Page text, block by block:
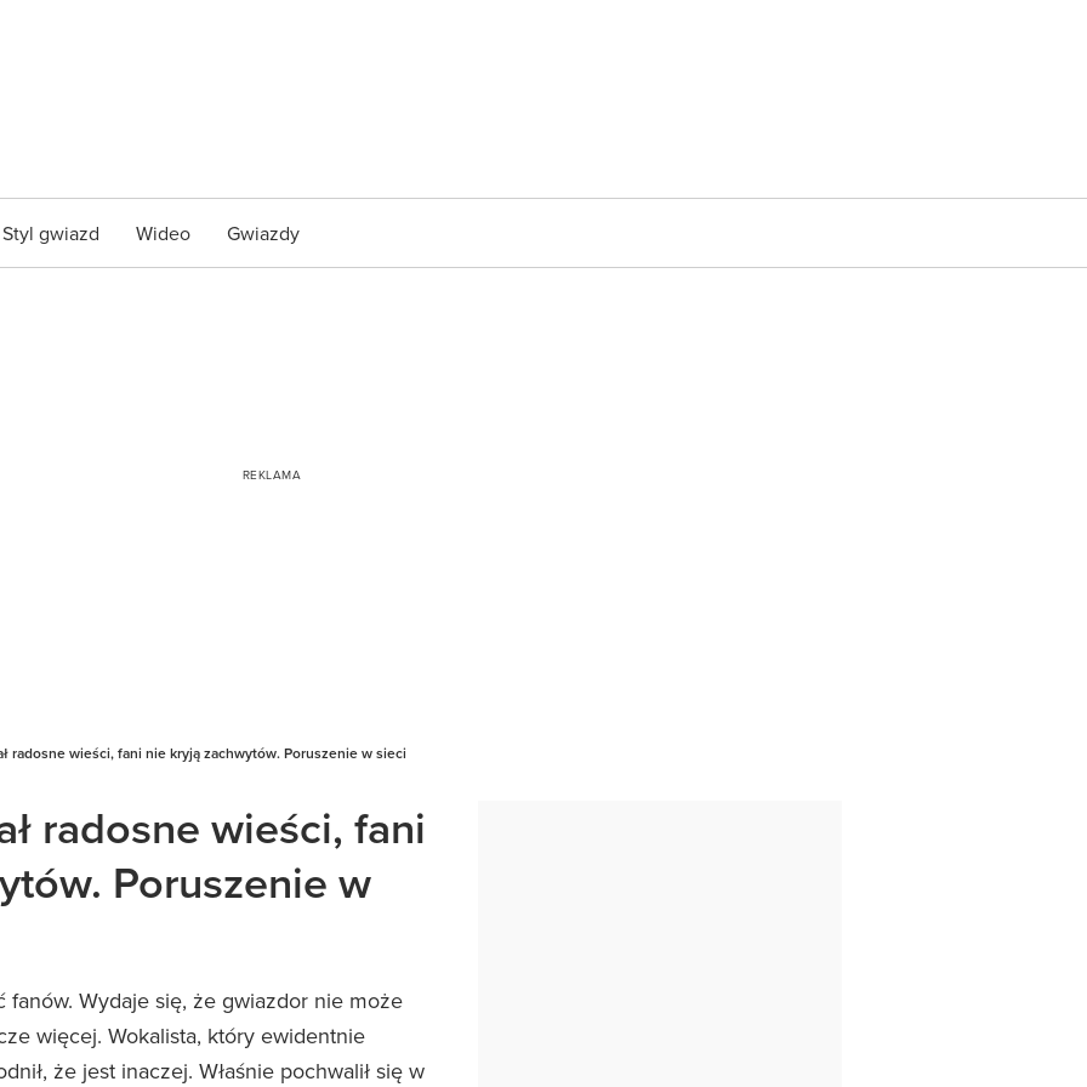
Styl gwiazd Wideo Gwiazdy
radosne wieści, fani nie kryją zachwytów. Poruszenie w sieci
radosne wieści, fani
Poruszenie w
Wydaje się, że gwiazdor nie może
więcej. Wokalista, który ewidentnie
że jest inaczej. Właśnie pochwalił się w